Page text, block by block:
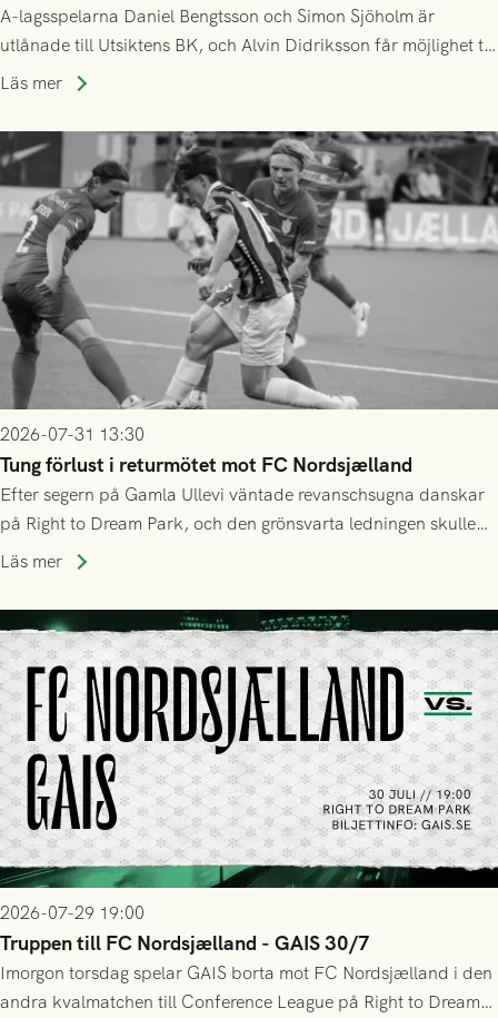
A-lagsspelarna Daniel Bengtsson och Simon Sjöholm är
utlånade till Utsiktens BK, och Alvin Didriksson får möjlighet till
speltid i Hestrafors genom föreningssamarbete.
Läs mer
2026-07-31 13:30
Tung förlust i returmötet mot FC Nordsjælland
Efter segern på Gamla Ullevi väntade revanschsugna danskar
på Right to Dream Park, och den grönsvarta ledningen skulle
upphöra efter mindre än kvarten spelad. På lika mark visade
tennissiffror och det grönsvarta europaäventyret tog slut.
Läs mer
2026-07-29 19:00
Truppen till FC Nordsjælland - GAIS 30/7
Imorgon torsdag spelar GAIS borta mot FC Nordsjælland i den
andra kvalmatchen till Conference League på Right to Dream